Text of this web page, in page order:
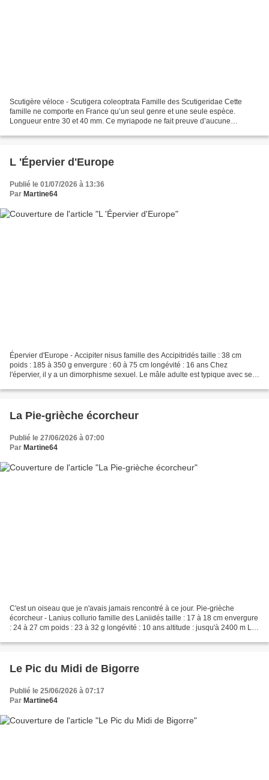
Scutigère véloce - Scutigera coleoptrata Famille des Scutigeridae Cette
famille ne comporte en France qu’un seul genre et une seule espèce.
Longueur entre 30 et 40 mm. Ce myriapode ne fait preuve d’aucune
L 'Épervier d'Europe
Publié le 01/07/2026 à 13:36
Par Martine64
Épervier d'Europe - Accipiter nisus famille des Accipitridés taille : 38 cm
poids : 185 à 350 g envergure : 60 à 75 cm longévité : 16 ans Chez
l'épervier, il y a un dimorphisme sexuel. Le mâle adulte est typique avec ses
La Pie-grièche écorcheur
Publié le 27/06/2026 à 07:00
Par Martine64
C'est un oiseau que je n'avais jamais rencontré à ce jour. Pie-grièche
écorcheur - Lanius collurio famille des Laniidés taille : 17 à 18 cm envergure
: 24 à 27 cm poids : 23 à 32 g longévité : 10 ans altitude : jusqu'à 2400 m Le
Le Pic du Midi de Bigorre
Publié le 25/06/2026 à 07:17
Par Martine64